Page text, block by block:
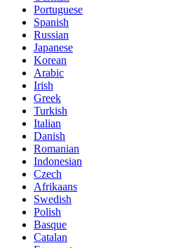
Portuguese
Spanish
Russian
Japanese
Korean
Arabic
Irish
Greek
Turkish
Italian
Danish
Romanian
Indonesian
Czech
Afrikaans
Swedish
Polish
Basque
Catalan